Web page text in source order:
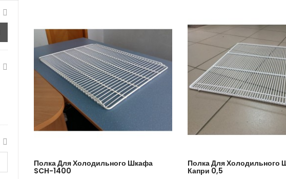
Полка Для Холодильного Шкафа
SCH-1400
Полка Для Холодильного
Капри 0,5